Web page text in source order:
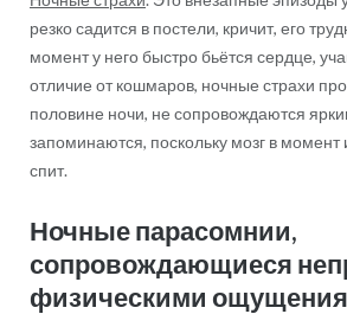
резко садится в постели, кричит, его
момент у него быстро бьётся сердце,
отличие от кошмаров, ночные страхи
половине ночи, не сопровождаются
запоминаются, поскольку мозг в момент
спит.
Ночные парасомнии,
сопровождающиеся
физическими